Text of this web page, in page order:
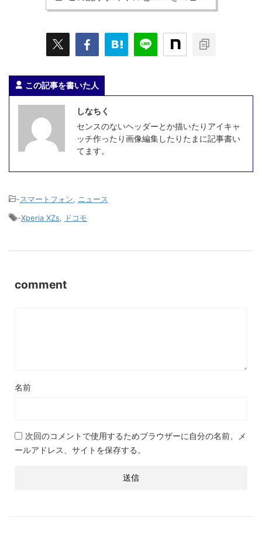
この記事を書いた人
しなちく
センスのないヘッダーとか描いたりアイキャ
ッチ作ったり画像編集したりたまに記事書い
てます。
-スマートフォン, ニュース
-Xperia XZs, ドコモ
comment
名前
次回のコメントで使用するためブラウザーに自分の名前、メ
ールアドレス、サイトを保存する。